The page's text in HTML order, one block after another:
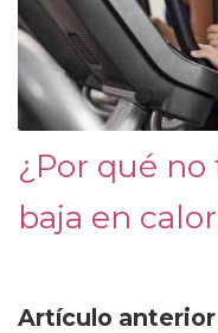
¿Por qué
baja en
Artículo anterior